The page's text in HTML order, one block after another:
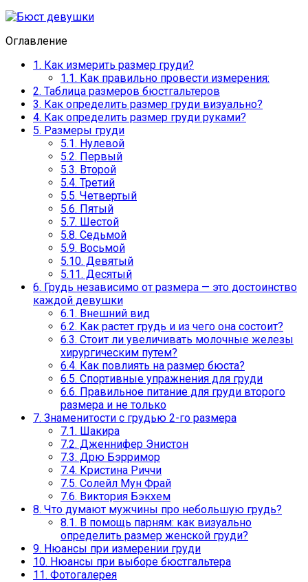
Оглавление
1. Как измерить размер груди?
1.1. Как правильно провести измерения:
2. Таблица размеров бюстгальтеров
3. Как определить размер груди визуально?
4. Как определить размер груди руками?
5. Размеры груди
5.1. Нулевой
5.2. Первый
5.3. Второй
5.4. Третий
5.5. Четвертый
5.6. Пятый
5.7. Шестой
5.8. Седьмой
5.9. Восьмой
5.10. Девятый
5.11. Десятый
6. Грудь независимо от размера — это достоинство
каждой девушки
6.1. Внешний вид
6.2. Как растет грудь и из чего она состоит?
6.3. Стоит ли увеличивать молочные железы
хирургическим путем?
6.4. Как повлиять на размер бюста?
6.5. Спортивные упражнения для груди
6.6. Правильное питание для груди второго
размера и не только
7. Знаменитости с грудью 2-го размера
7.1. Шакира
7.2. Дженнифер Энистон
7.3. Дрю Бэрримор
7.4. Кристина Риччи
7.5. Солейл Мун Фрай
7.6. Виктория Бэкхем
8. Что думают мужчины про небольшую грудь?
8.1. В помощь парням: как визуально
определить размер женской груди?
9. Нюансы при измерении груди
10. Нюансы при выборе бюстгальтера
11. Фотогалерея